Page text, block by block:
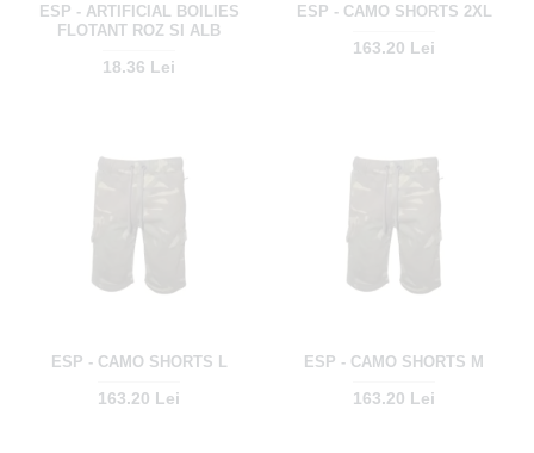
ESP - ARTIFICIAL BOILIES
FLOTANT ROZ SI ALB
18.36 Lei
ESP - CAMO SHORTS 2XL
163.20 Lei
ESP - CAMO SHORTS L
163.20 Lei
ESP - CAMO SHORTS M
163.20 Lei